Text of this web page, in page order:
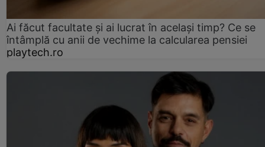
Ai făcut facultate și ai lucrat în același timp? Ce se
întâmplă cu anii de vechime la calcularea pensiei
playtech.ro